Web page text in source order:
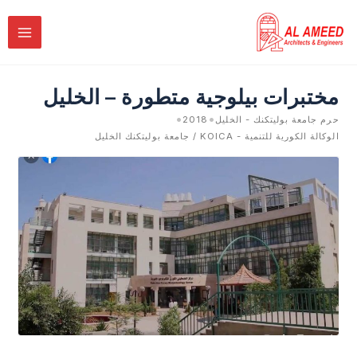
إلى
المحتوى
مختبرات بيلوجية متطورة – الخليل
حرم جامعة بوليتكنك - الخليل•
2018
•
الوكالة الكورية للتنمية - KOICA / جامعة بوليتكنك الخليل